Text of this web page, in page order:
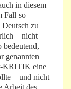
in diesem
Fall so
Deutsch zu
– nicht
bedeutend,
genannten
KRITIK eine
– und nicht